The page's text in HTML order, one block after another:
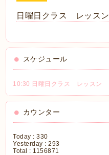
日曜日クラス レッスン
スケジュール
10:30 日曜日クラス レッスン
カウンター
Today :330
Yesterday :293
Total : 1156871